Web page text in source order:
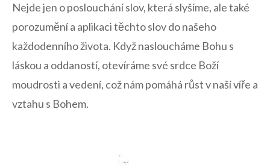
Nejde ​jen o poslouchání slov, která slyšíme, ale také
porozumění a aplikaci těchto slov do našeho
každodenního života. Když nasloucháme Bohu s⁣
láskou‍ a​ oddaností, ​otevíráme své srdce Boží
moudrosti a vedení, což nám pomáhá růst v ⁢naší ​víře a
vztahu s ‍Bohem.